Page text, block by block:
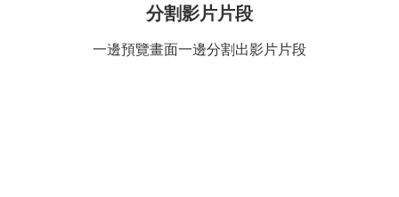
分割影片片段
一邊預覽畫面一邊分割出影片片段